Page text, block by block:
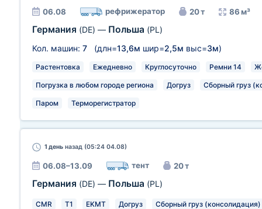
06.08 рефрижератор 20 т 86 м³
Германия (DE) — Польша (PL)
Кол. машин: 7 (длн=13,6м шир=2,5м выс=3м)
Растентовка Ежедневно Круглосуточно Ремни 14
Погрузка в любом городе региона Догруз Сборный груз
Паром Терморегистратор
1 день назад (05:24 04.08)
06.08–13.09 тент 20 т
Германия (DE) — Польша (PL)
CMR T1 EKMT Догруз Сборный груз (консолидация)